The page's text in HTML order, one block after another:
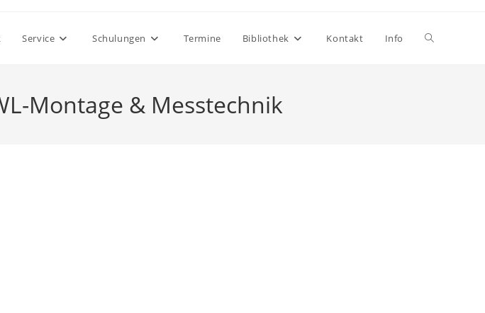
Service Schulungen Termine Bibliothek Kontakt Info
Montage & Messtechnik